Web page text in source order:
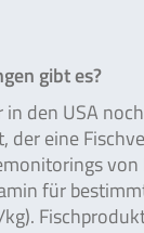
gibt es?
in den USA
der eine
von
für